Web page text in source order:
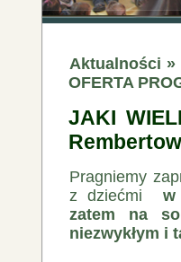
Aktualności »
OFERTA
JAKI
Pragniemy
z dziećmiw
zatem na
niezwykłym i